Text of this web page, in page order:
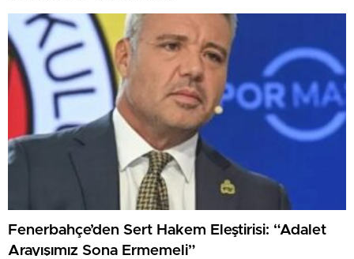
Fenerbahçe’den Sert Hakem Eleştirisi: “Adalet
Arayışımız Sona Ermemeli”